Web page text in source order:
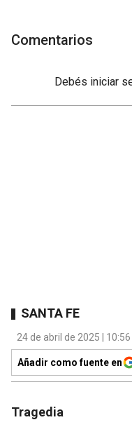
Comentarios
Debés iniciar
SANTA FE
24 de abril de 2025 |
Añadir como fuente en
Tragedia